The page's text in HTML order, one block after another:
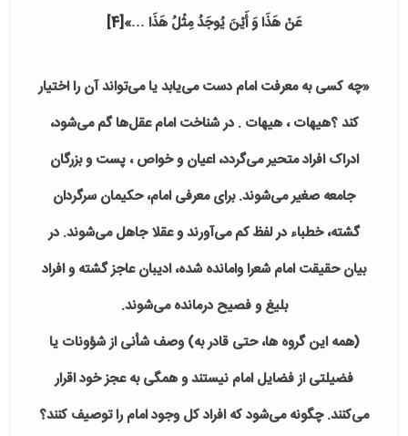
عَنْ هَذَا وَ أَيْنَ يُوجَدُ مِثْلُ هَذَا …»[4]
«چه كسى به معرفت امام دست مى‌يابد يا مى‌تواند آن را اختيار
كند ؟هيهات ، هيهات . در شناخت امام عقل‌ها گم می‌شود،
ادراک افراد متحیر می‌گردد، اعیان و خواص ، پست و بزرگان
جامعه صغیر مى‌شوند. برای معرفی امام، حكيمان سرگردان
گشته، خطباء در لفظ کم می‌آورند و عقلا جاهل مى‌شوند. در
بيان حقيقت امام شعرا وامانده شده، اديبان عاجز گشته و افراد
بليغ و فصيح درمانده مى‌شوند.
(همه اين گروه ها، حتى قادر به) وصف شأنى از شؤونات يا
فضيلتى از فضايل امام نيستند و همگى به عجز خود اقرار
مى‌كنند. چگونه مى‌شود كه افراد كل وجود امام را توصيف كنند؟